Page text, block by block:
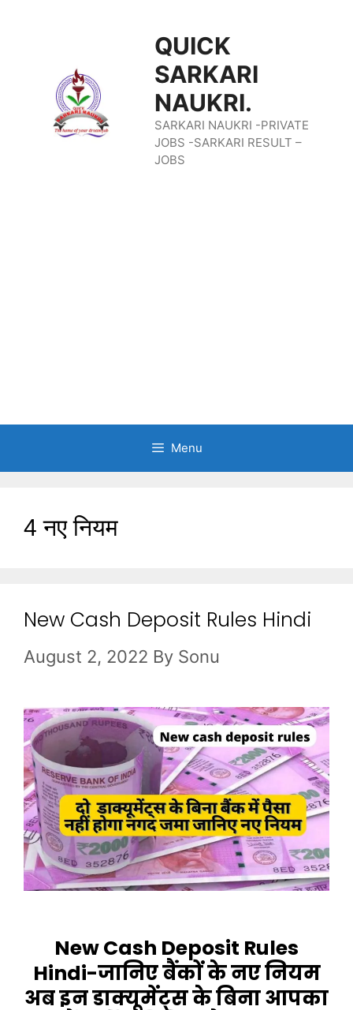
Content
QUICK
SARKARI
NAUKRI.
SARKARI NAUKRI -PRIVATE
JOBS -SARKARI RESULT –
JOBS
Menu
4 नए नियम
New Cash Deposit Rules Hindi
August 2, 2022 By Sonu
New Cash Deposit Rules
Hindi-जानिए बैंकों के नए नियम
अब इन डाक्यूमेंट्स के बिना आपका